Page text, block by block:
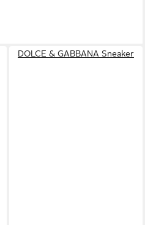
DOLCE & GABBANA Sneaker